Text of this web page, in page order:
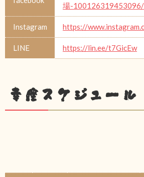
場-100126319453096/
Instagram https://
LINE https://lin.ee/t7GicEw
幸座スケジュール